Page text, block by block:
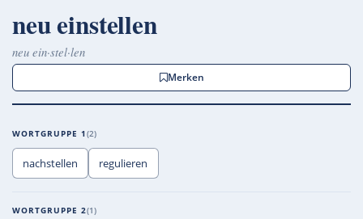
neu einstellen
neu ein·stel·len
Merken
WORTGRUPPE 1 2
nachstellen regulieren
WORTGRUPPE 2 1